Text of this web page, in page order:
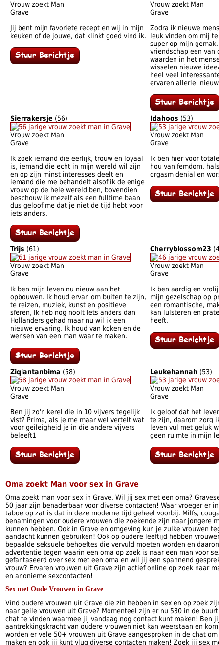
Vrouw zoekt Man
Grave
Jij bent mijn favoriete recept en wij in mijn
keuken of de jouwe, dat klinkt goed vind ik.
Vrouw zoekt Man
Grave
Zodra ik nieuwe
leuk vinden om mij
super op mijn
vriendschap een van
waarden in het
wisselen nieuwe
heel veel
ervaren allerlei
Sierrakersje (56)
Vrouw zoekt Man
Grave
Ik zoek iemand die eerlijk, trouw en loyaal
is, iemand die echt in mijn wereld wil zijn
en op zijn minst interesses deelt en
iemand die me behandelt alsof ik de enige
vrouw op de hele wereld ben, bovendien
beschouw ik mezelf als een fulltime baan
dus geloof me dat je niet de tijd hebt voor
iets anders.
Idahoos (53)
Vrouw zoekt Man
Grave
Ik ben hier voor
hou van femdom,
orgasm denial en
Trijs (61)
Vrouw zoekt Man
Grave
Ik ben mijn leven nu nieuw aan het
opbouwen. Ik houd ervan om buiten te zijn,
te reizen, muziek, kunst en positieve
sferen, ik heb nog nooit iets anders dan
Hollanders gehad maar nu wil ik een
nieuwe ervaring. Ik houd van koken en de
wensen van een man waar te maken.
Cherryblossom23
Vrouw zoekt Man
Grave
Ik ben aardig en
mijn gezelschap op
een romantische,
kan luisteren en
heeft.
Ziqiantanbima (58)
Vrouw zoekt Man
Grave
Ben jij zo'n kerel die in 10 vijvers tegelijk
vist? Prima, als je me maar wel vertelt wat
voor geileigheid je in die andere vijvers
beleeft1
Leukehannah (53)
Vrouw zoekt Man
Grave
Ik geloof dat het
te zijn, daarom zorg
leven vul met geluk
geen ruimte in mijn
Oma zoekt Man voor sex in Grave
Oma zoekt man voor sex in Grave. Wil jij sex met een oma?
50 jaar zijn benaderbaar voor diverse contacten! Waar vroeger er
taboe op zat is dat in deze moderne tijd geheel voorbij. Milfs,
benamingen voor oudere vrouwen die zoekende zijn naar jongere
kunnen hebben. Ook in Grave en omgeving kun je zulke vrouwen
aandacht kunnen gebruiken! Ook op oudere leeftijd hebben
bepaalde seksuele behoeftes die vervuld moeten worden en
advertentie tegen waarin een oma op zoek is naar een man voor
gefantaseerd over sex met een oma en wil jij een spannend
vrouw? Ervaren vrouwen uit Grave zijn actief online op zoek naar
en anonieme sexcontacten!
Sex met Oude Vrouwen in Grave
Vind oudere vrouwen uit Grave die zin hebben in sex en op zoek
naar geile vrouwen uit Grave? Momenteel zijn er nu 530 in de
chat te vinden waarmee jij vandaag nog contact kunt maken! Ben
aantrekkingskracht van oudere vrouwen niet kan weerstaan en
worden er vele 50+ vrouwen uit Grave aangesproken in de chat
maken en ook jij kunt vlug diverse contacten maken! Zoek jij sex